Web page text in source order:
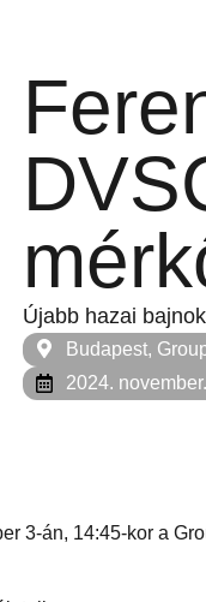
Újabb hazai
Budapest,
2024.
3-án, 14:45-kor a